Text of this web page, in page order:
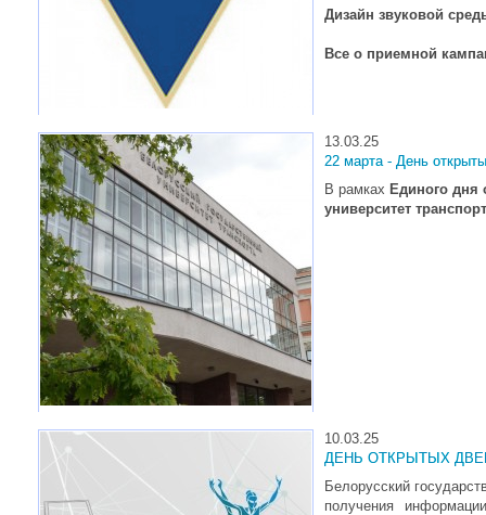
Дизайн звуковой
Все о приемной
13.03.25
22 марта - День
В рамках Единого дня
университет
10.03.25
ДЕНЬ ОТКРЫТЫХ
Белорусский
получения